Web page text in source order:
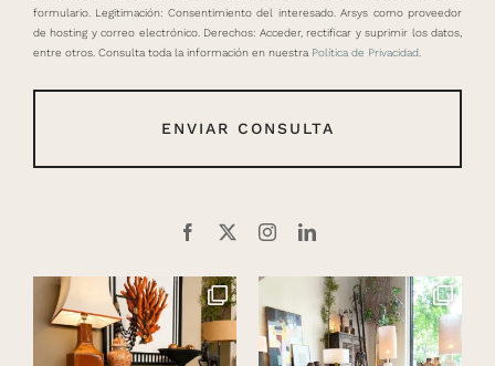
formulario. Legitimación: Consentimiento del interesado. Arsys como proveedor
de hosting y correo electrónico. Derechos: Acceder, rectificar y suprimir los datos,
entre otros. Consulta toda la información en nuestra Política de Privacidad
ENVIAR CONSULTA